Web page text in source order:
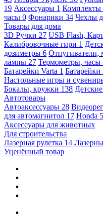
19 Аксессуары 1 Комплекты
часы 0 Фонарики 34 Чехлы
Товары для дома
3D Ручки 27 USB Flash,
Калибровочные гири 1
дозиметры 6
лампы 27 Термометры, часы
Батарейки Varta 1
Настольные игры и
Бокалы, кружки 138
Автотовары
Автоаксессуары 28
для автомагнитол 17 Honda 5
Аксессуары для животных
Для строительства
Лазерная рулетка 14
Уценённый товар